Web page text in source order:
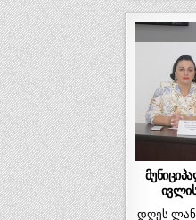
დღეს